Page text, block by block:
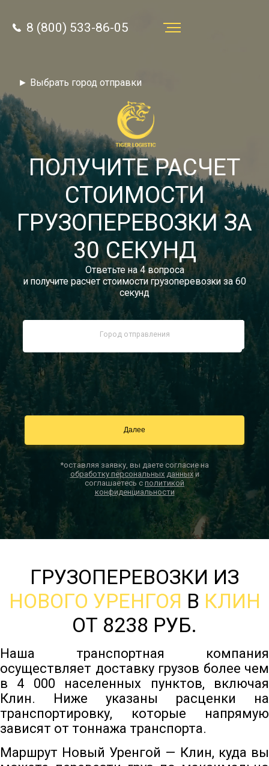
8 (800) 533-86-05
Звонок по России бесплатный
autotransport24@yandex.ru
Заказать звонок
Тарифы
Отзывы
Статьи
Новости
Документы
Контакты
► Выбрать город отправки
8 (800) 533-86-05
ПОЛУЧИТЕ РАСЧЕТ
СТОИМОСТИ
ГРУЗОПЕРЕВОЗКИ ЗА
30 СЕКУНД
Ответьте на 4 вопроса
и получите расчет стоимости грузоперевозки за 60
секунд
*оставляя заявку, вы даете согласие на
обработку персональных данныхи
соглашаетесь с политикой
конфиденциальности
ГРУЗОПЕРЕВОЗКИ ИЗ
НОВОГО УРЕНГОЯ В КЛИН
ОТ 8238 РУБ.
Наша транспортная компания
осуществляет доставку грузов более чем
в 4 000 населенных пунктов, включая
Клин. Ниже указаны расценки на
транспортировку, которые напрямую
зависят от тоннажа транспорта.
Маршрут Новый Уренгой — Клин, куда вы